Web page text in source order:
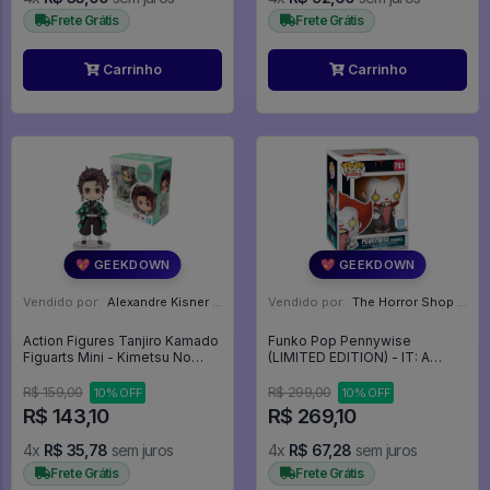
Frete Grátis
Carrinho
Frete Grátis
Carrinho
💖 GEEKDOWN
Vendido por: Alexandre Kisner - PR
Action Figures Tanjiro Kamado
Figuarts Mini - Kimetsu No
R$ 159,00
10% OFF
R$ 143,10
4x R$ 35,78 sem juros
Frete Grátis
💖 GEEKDOWN
Vendido por: The Horror Shop - Colecionáveis - MG
Funko Pop Pennywise
(LIMITED EDITION) - IT: A
R$ 299,00
10% OFF
R$ 269,10
4x R$ 67,28 sem juros
Frete Grátis